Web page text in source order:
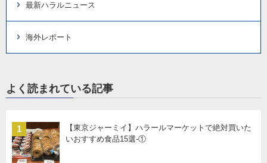
最新ハラルニュース
海外レポート
よく読まれている記事
1
【東京ジャーミイ】ハラールマーケットで絶対買いた
いおすすめ食品15選-①